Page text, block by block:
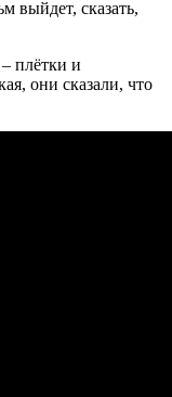
выйдет, сказать,
плётки и
они сказали, что